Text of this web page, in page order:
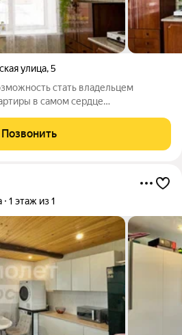
улица,5
стать владельцем
в самом сердце
новые
Позвонить
1 этаж из 1